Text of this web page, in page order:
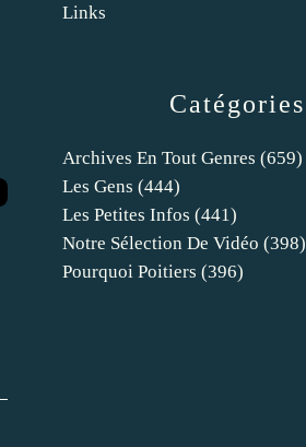
Catégories
Archives En Tout Genres (659)
Les Gens (444)
Les Petites Infos (441)
Notre Sélection De Vidéo (398)
Pourquoi Poitiers (396)
Links